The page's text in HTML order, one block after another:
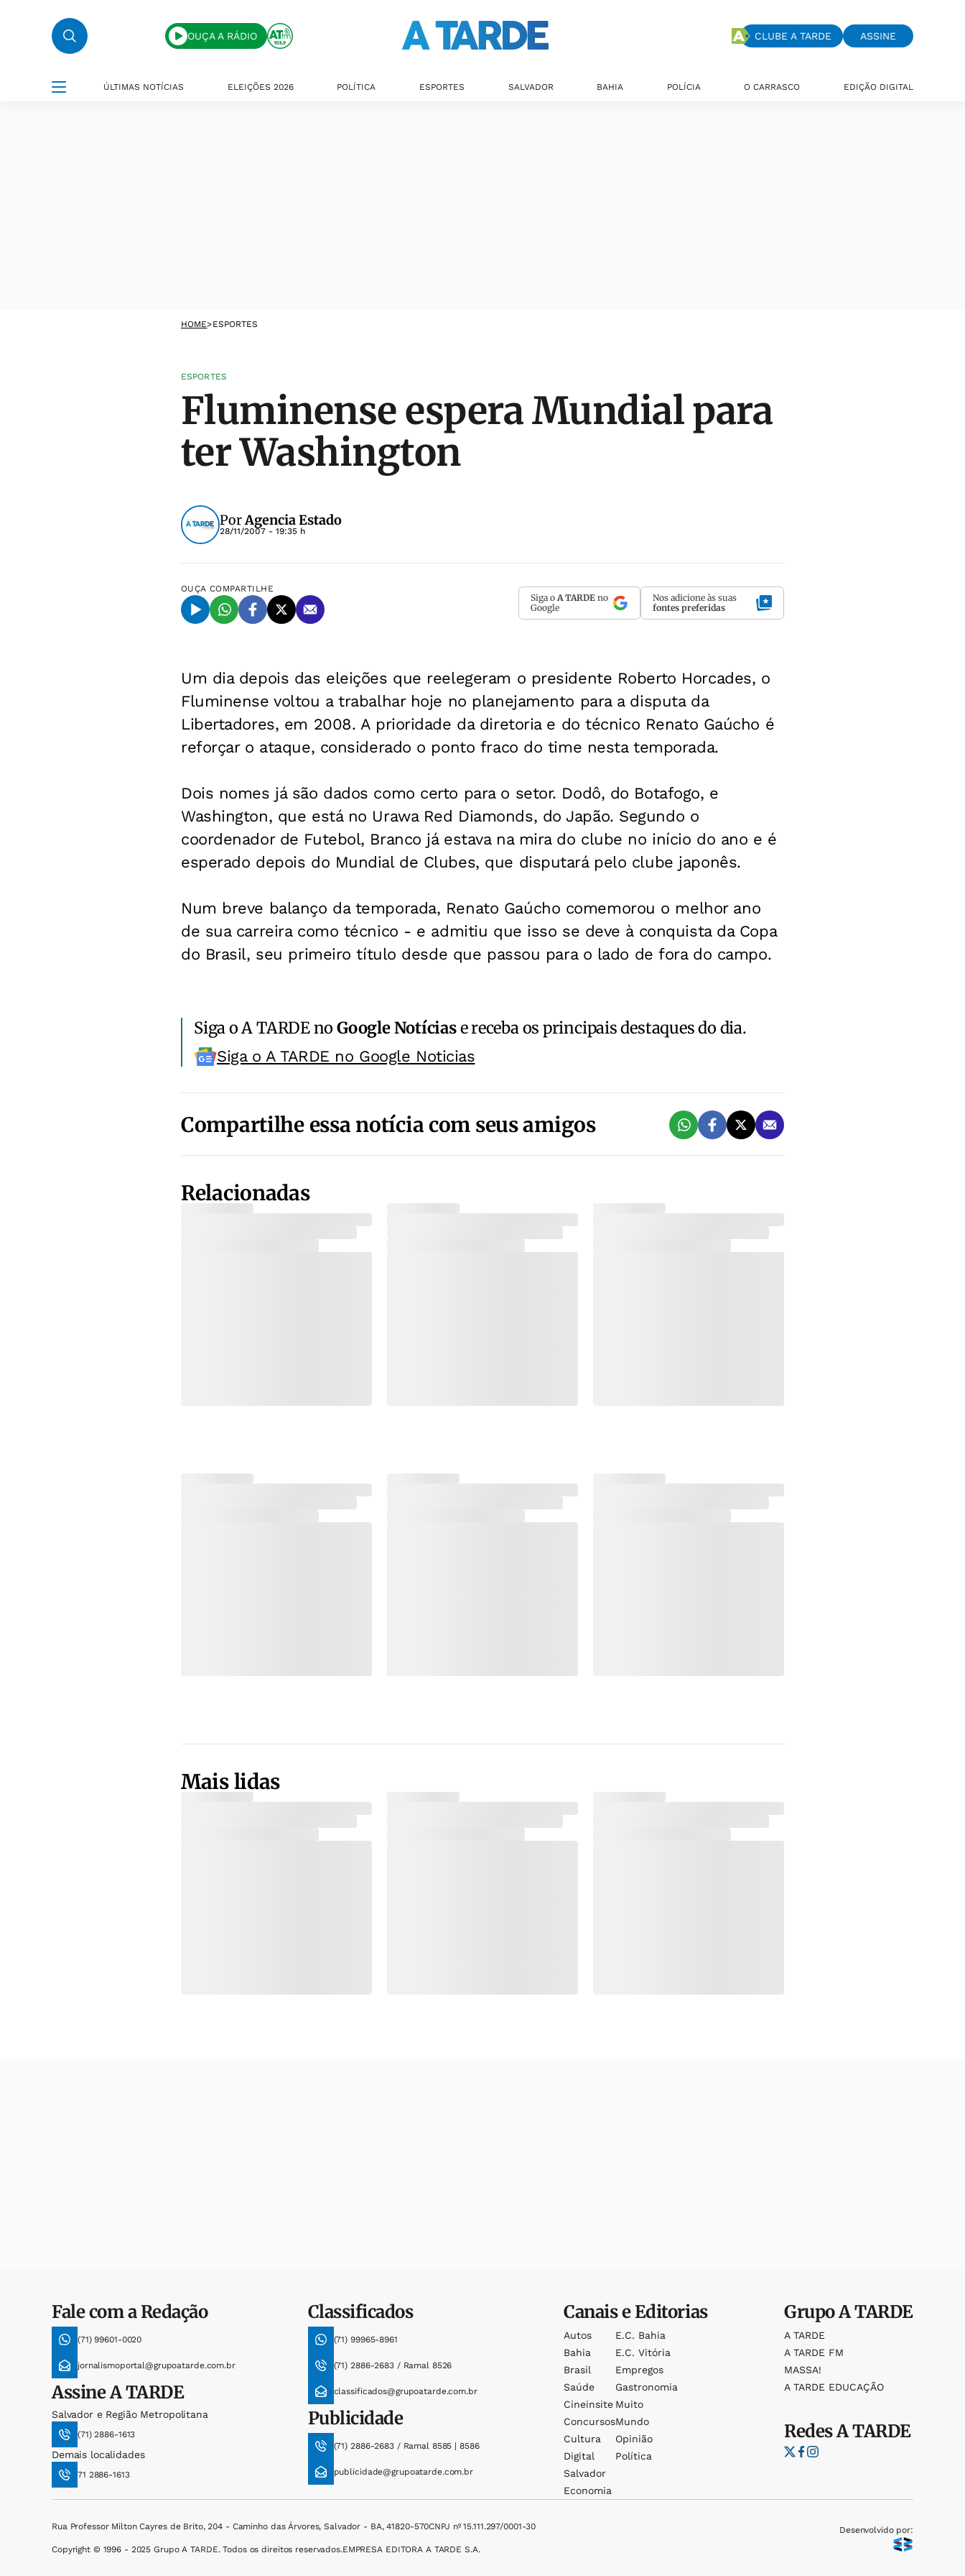
OUÇA A RÁDIO CLUBE A TARDE ASSINE
ÚLTIMAS NOTÍCIAS ELEIÇÕES 2026 POLÍTICA ESPORTES SALVADOR BAHIA POLÍCIA O CARRASCO EDIÇÃO DIGITAL
HOME>ESPORTES
ESPORTES
Fluminense espera Mundial para
ter Washington
PorAgencia Estado
28/11/2007 - 19:35 h
OUÇA COMPARTILHE
Siga o A TARDE no
Google
Nos adicione às suas
fontes preferidas
Um dia depois das eleições que reelegeram o presidente Roberto Horcades, o
Fluminense voltou a trabalhar hoje no planejamento para a disputa da
Libertadores, em 2008. A prioridade da diretoria e do técnico Renato Gaúcho é
reforçar o ataque, considerado o ponto fraco do time nesta temporada.
Dois nomes já são dados como certo para o setor. Dodô, do Botafogo, e
Washington, que está no Urawa Red Diamonds, do Japão. Segundo o
coordenador de Futebol, Branco já estava na mira do clube no início do ano e é
esperado depois do Mundial de Clubes, que disputará pelo clube japonês.
Num breve balanço da temporada, Renato Gaúcho comemorou o melhor ano
de sua carreira como técnico - e admitiu que isso se deve à conquista da Copa
do Brasil, seu primeiro título desde que passou para o lado de fora do campo.
Siga o A TARDE noGoogle Notíciase receba os principais destaques do dia.
Siga o A TARDE no Google Noticias
Compartilhe essa notícia com seus amigos
Relacionadas
Mais lidas
Fale com a Redação
(71) 99601-0020
jornalismoportal@grupoatarde.com.br
AssineA TARDE
Salvador e Região Metropolitana
(71) 2886-1613
Demais localidades
71 2886-1613
Classificados
(71) 99965-8961
(71) 2886-2683 / Ramal 8526
classificados@grupoatarde.com.br
Publicidade
(71) 2886-2683 / Ramal 8585 | 8586
publicidade@grupoatarde.com.br
Canais e Editorias
Autos
Bahia
Brasil
Saúde
Cineinsite
Concursos
Cultura
Digital
Salvador
Economia
E.c. Bahia
E.c. Vitória
Empregos
Gastronomia
Muito
Mundo
Opinião
Política
GrupoA TARDE
A TARDE
A TARDE FM
MASSA!
A TARDE EDUCAÇÃO
RedesA TARDE
Rua Professor Milton Cayres de Brito, 204 - Caminho das Árvores, Salvador - BA, 41820-570CNPJ nº 15.111.297/0001-30
Copyright © 1996 - 2025 Grupo A TARDE. Todos os direitos reservados.EMPRESA EDITORA A TARDE S.A.
Desenvolvido por: